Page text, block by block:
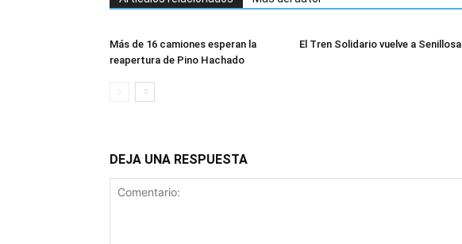
Más de 16 camiones esperan la
reapertura de Pino Hachado
El Tren Solidario vuelve a Senillosa
DEJA UNA RESPUESTA